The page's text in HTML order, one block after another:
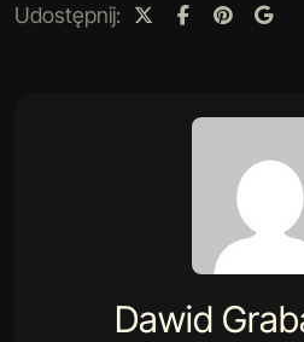
Udostępnij:
Dawid